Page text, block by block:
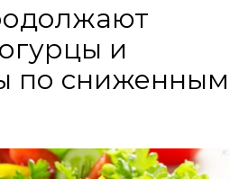
и
по сниженным